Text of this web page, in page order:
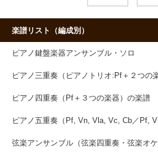
楽譜リスト（編成別）
ピアノ鍵盤楽器アンサンブル・ソロ
ピアノ三重奏（ピアノトリオ:Pf＋２つの
ピアノ四重奏（Pf＋３つの楽器）の楽譜
ピアノ五重奏（Pf, Vn, Vla, Vc, Cb／Pf,
弦楽アンサンブル（弦楽四重奏・弦楽オケ